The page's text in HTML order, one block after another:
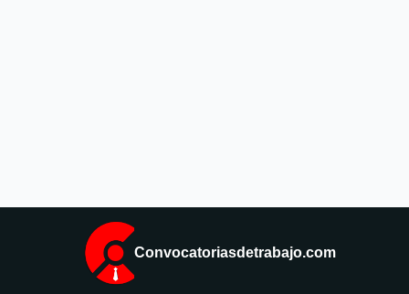
Convocatoriasdetrabajo.com